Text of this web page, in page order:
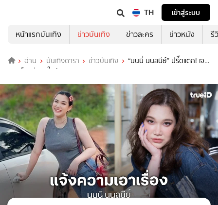
TH
เข้าสู่ระบบ
หน้าแรกบันเทิง
ข่าวบันเทิง ข่าวละคร ข่าวหนัง รี
อ่าน บันเทิงดารา ข่าวบันเทิง
“นนนี่ นนลนีย์” ปรี๊ดแตก! เจอ
ชาวเน็ตแช่งลูกในท้อง